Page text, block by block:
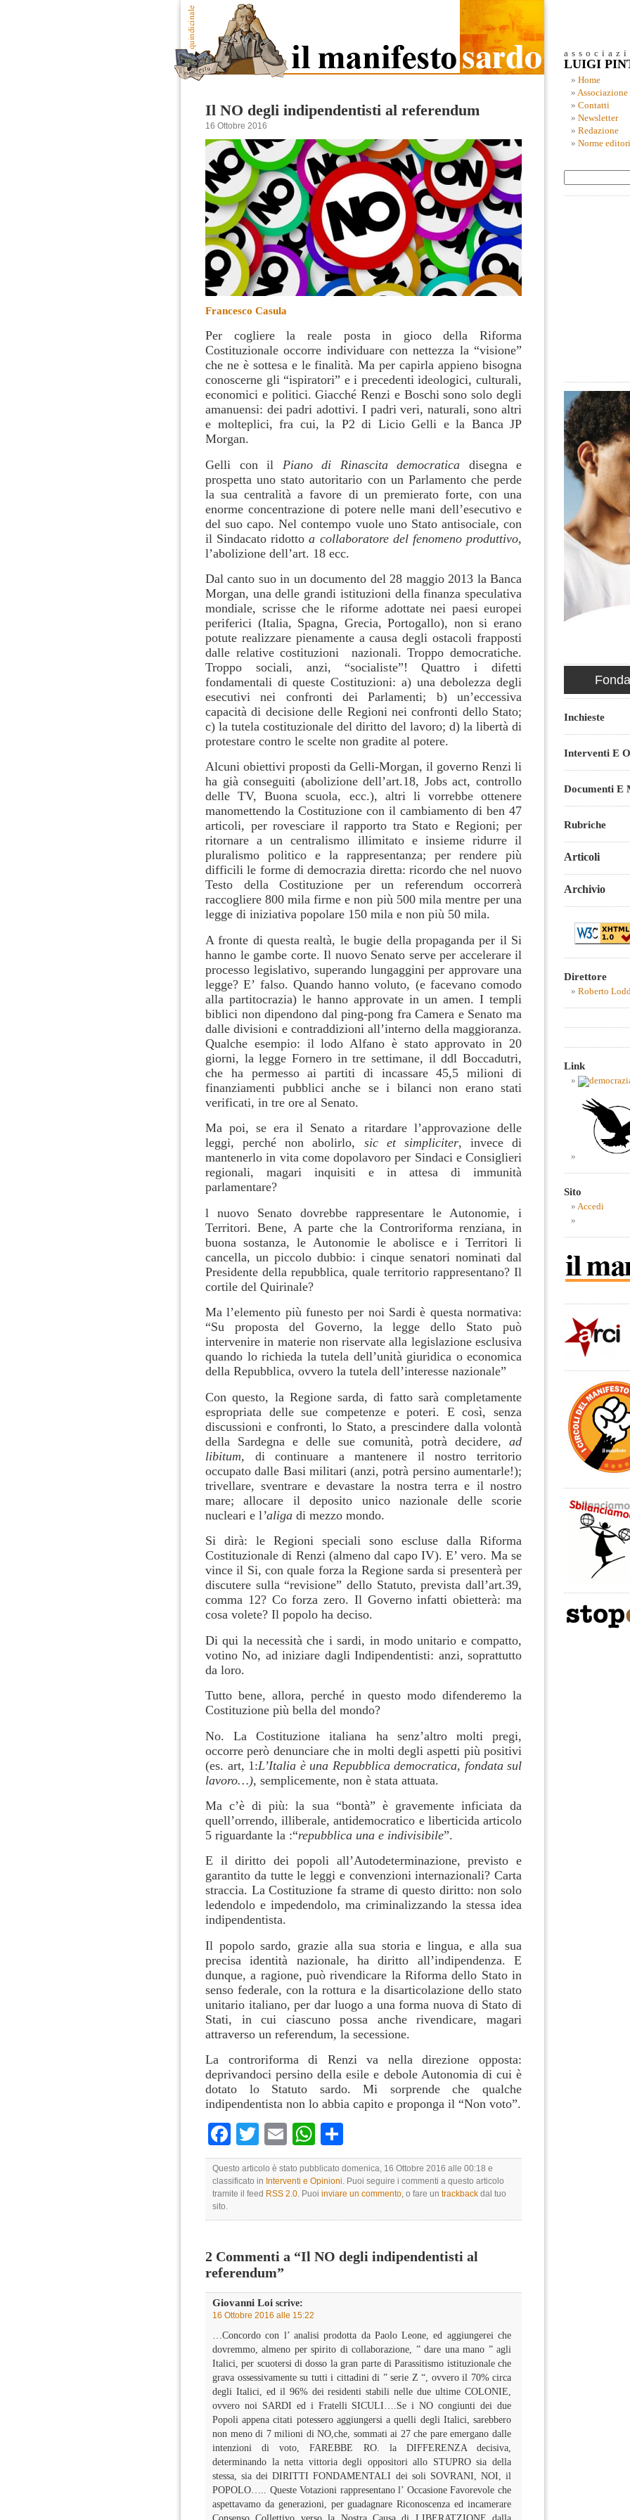
Il NO degli indipendentisti al referendum
16 Ottobre 2016
Francesco Casula
Per cogliere la reale posta in gioco della Riforma
Costituzionale occorre individuare con nettezza la “visione”
che ne è sottesa e le finalità. Ma per capirla appieno bisogna
conoscerne gli “ispiratori” e i precedenti ideologici, culturali,
economici e politici. Giacché Renzi e Boschi sono solo degli
amanuensi: dei padri adottivi. I padri veri, naturali, sono altri
e molteplici, fra cui, la P2 di Licio Gelli e la Banca JP
Morgan.
Gelli con il Piano di Rinascita democratica disegna e
prospetta uno stato autoritario con un Parlamento che perde
la sua centralità a favore di un premierato forte, con una
enorme concentrazione di potere nelle mani dell’esecutivo e
del suo capo. Nel contempo vuole uno Stato antisociale, con
il Sindacato ridottoa collaboratore del fenomeno produttivo,
l’abolizione dell’art. 18 ecc.
Dal canto suo in un documento del 28 maggio 2013 la Banca
Morgan, una delle grandi istituzioni della finanza speculativa
mondiale, scrisse che le riforme adottate nei paesi europei
periferici (Italia, Spagna, Grecia, Portogallo), non si erano
potute realizzare pienamente a causa degli ostacoli frapposti
dalle relative costituzioni nazionali. Troppo democratiche.
Troppo sociali, anzi, “socialiste”! Quattro i difetti
fondamentali di queste Costituzioni: a) una debolezza degli
esecutivi nei confronti dei Parlamenti; b) un’eccessiva
capacità di decisione delle Regioni nei confronti dello Stato;
c) la tutela costituzionale del diritto del lavoro; d) la libertà di
protestare contro le scelte non gradite al potere.
Alcuni obiettivi proposti da Gelli-Morgan, il governo Renzi li
ha già conseguiti (abolizione dell’art.18, Jobs act, controllo
delle TV, Buona scuola, ecc.), altri li vorrebbe ottenere
manomettendo la Costituzione con il cambiamento di ben 47
articoli, per rovesciare il rapporto tra Stato e Regioni; per
ritornare a un centralismo illimitato e insieme ridurre il
pluralismo politico e la rappresentanza; per rendere più
difficili le forme di democrazia diretta: ricordo che nel nuovo
Testo della Costituzione per un referendum occorrerà
raccogliere 800 mila firme e non più 500 mila mentre per una
legge di iniziativa popolare 150 mila e non più 50 mila.
A fronte di questa realtà, le bugie della propaganda per il Si
hanno le gambe corte. Il nuovo Senato serve per accelerare il
processo legislativo, superando lungaggini per approvare una
legge? E’ falso. Quando hanno voluto, (e facevano comodo
alla partitocrazia) le hanno approvate in un amen. I templi
biblici non dipendono dal ping-pong fra Camera e Senato ma
dalle divisioni e contraddizioni all’interno della maggioranza.
Qualche esempio: il lodo Alfano è stato approvato in 20
giorni, la legge Fornero in tre settimane, il ddl Boccadutri,
che ha permesso ai partiti di incassare 45,5 milioni di
finanziamenti pubblici anche se i bilanci non erano stati
verificati, in tre ore al Senato.
Ma poi, se era il Senato a ritardare l’approvazione delle
leggi, perché non abolirlo, sic et simpliciter, invece di
mantenerlo in vita come dopolavoro per Sindaci e Consiglieri
regionali, magari inquisiti e in attesa di immunità
parlamentare?
l nuovo Senato dovrebbe rappresentare le Autonomie, i
Territori. Bene, A parte che la Controriforma renziana, in
buona sostanza, le Autonomie le abolisce e i Territori li
cancella, un piccolo dubbio: i cinque senatori nominati dal
Presidente della repubblica, quale territorio rappresentano? Il
cortile del Quirinale?
Ma l’elemento più funesto per noi Sardi è questa normativa:
“Su proposta del Governo, la legge dello Stato può
intervenire in materie non riservate alla legislazione esclusiva
quando lo richieda la tutela dell’unità giuridica o economica
della Repubblica, ovvero la tutela dell’interesse nazionale”
Con questo, la Regione sarda, di fatto sarà completamente
espropriata delle sue competenze e poteri. E così, senza
discussioni e confronti, lo Stato, a prescindere dalla volontà
della Sardegna e delle sue comunità, potrà decidere, ad
libitum, di continuare a mantenere il nostro territorio
occupato dalle Basi militari (anzi, potrà persino aumentarle!);
trivellare, sventrare e devastare la nostra terra e il nostro
mare; allocare il deposito unico nazionale delle scorie
nucleari e l’aliga di mezzo mondo.
Si dirà: le Regioni speciali sono escluse dalla Riforma
Costituzionale di Renzi (almeno dal capo IV). E’ vero. Ma se
vince il Si, con quale forza la Regione sarda si presenterà per
discutere sulla “revisione” dello Statuto, prevista dall’art.39,
comma 12? Co forza zero. Il Governo infatti obietterà: ma
cosa volete? Il popolo ha deciso.
Di qui la necessità che i sardi, in modo unitario e compatto,
votino No, ad iniziare dagli Indipendentisti: anzi, soprattutto
da loro.
Tutto bene, allora, perché in questo modo difenderemo la
Costituzione più bella del mondo?
No. La Costituzione italiana ha senz’altro molti pregi,
occorre però denunciare che in molti degli aspetti più positivi
(es. art, 1:L’Italia è una Repubblica democratica, fondata sul
lavoro…), semplicemente, non è stata attuata.
Ma c’è di più: la sua “bontà” è gravemente inficiata da
quell’orrendo, illiberale, antidemocratico e liberticida articolo
5 riguardante la :“repubblica una e indivisibile”.
E il diritto dei popoli all’Autodeterminazione, previsto e
garantito da tutte le leggi e convenzioni internazionali? Carta
straccia. La Costituzione fa strame di questo diritto: non solo
ledendolo e impedendolo, ma criminalizzando la stessa idea
indipendentista.
Il popolo sardo, grazie alla sua storia e lingua, e alla sua
precisa identità nazionale, ha diritto all’indipendenza. E
dunque, a ragione, può rivendicare la Riforma dello Stato in
senso federale, con la rottura e la disarticolazione dello stato
unitario italiano, per dar luogo a una forma nuova di Stato di
Stati, in cui ciascuno possa anche rivendicare, magari
attraverso un referendum, la secessione.
La controriforma di Renzi va nella direzione opposta:
deprivandoci persino della esile e debole Autonomia di cui è
dotato lo Statuto sardo. Mi sorprende che qualche
indipendentista non lo abbia capito e proponga il “Non voto”.
Facebook
TwitterEmailWhatsApp
Questo articolo è stato pubblicato domenica, 16 Ottobre 2016 alle 00:18 e
classificato in Interventi e Opinioni. Puoi seguire i commenti a questo articolo
tramite il feed RSS 2.0. Puoi inviare un commento, o fare un trackback dal tuo
sito.
2 Commenti a “Il NO degli indipendentisti al
referendum”
Giovanni Loi scrive:
16 Ottobre 2016 alle 15:22
…Concordo con l’ analisi prodotta da Paolo Leone, ed aggiungerei che
dovremmo, almeno per spirito di collaborazione, ” dare una mano ” agli
Italici, per scuotersi di dosso la gran parte di Parassitismo istituzionale che
grava ossessivamente su tutti i cittadini di ” serie Z “, ovvero il 70% circa
degli Italici, ed il 96% dei residenti stabili nelle due ultime COLONIE,
ovvero noi SARDI ed i Fratelli SICULI….Se i NO congiunti dei due
Popoli appena citati potessero aggiungersi a quelli degli Italici, sarebbero
non meno di 7 milioni di NO,che, sommati ai 27 che pare emergano dalle
intenzioni di voto, FAREBBE RO. la DIFFERENZA decisiva,
determinando la netta vittoria degli oppositori allo STUPRO sia della
stessa, sia dei DIRITTI FONDAMENTALI dei soli SOVRANI, NOI, il
POPOLO….. Queste Votazioni rappresentano l’ Occasione Favorevole che
aspettavamo da generazioni, per guadagnare Riconoscenza ed incamerare
LUIGI
Home
Associazione
Contatti
Newsletter
Redazione
Norme
Inchieste
Interventi E
Documenti E
Rubriche
Articoli
Archivio
Direttore
Roberto
Link
Sito
Accedi